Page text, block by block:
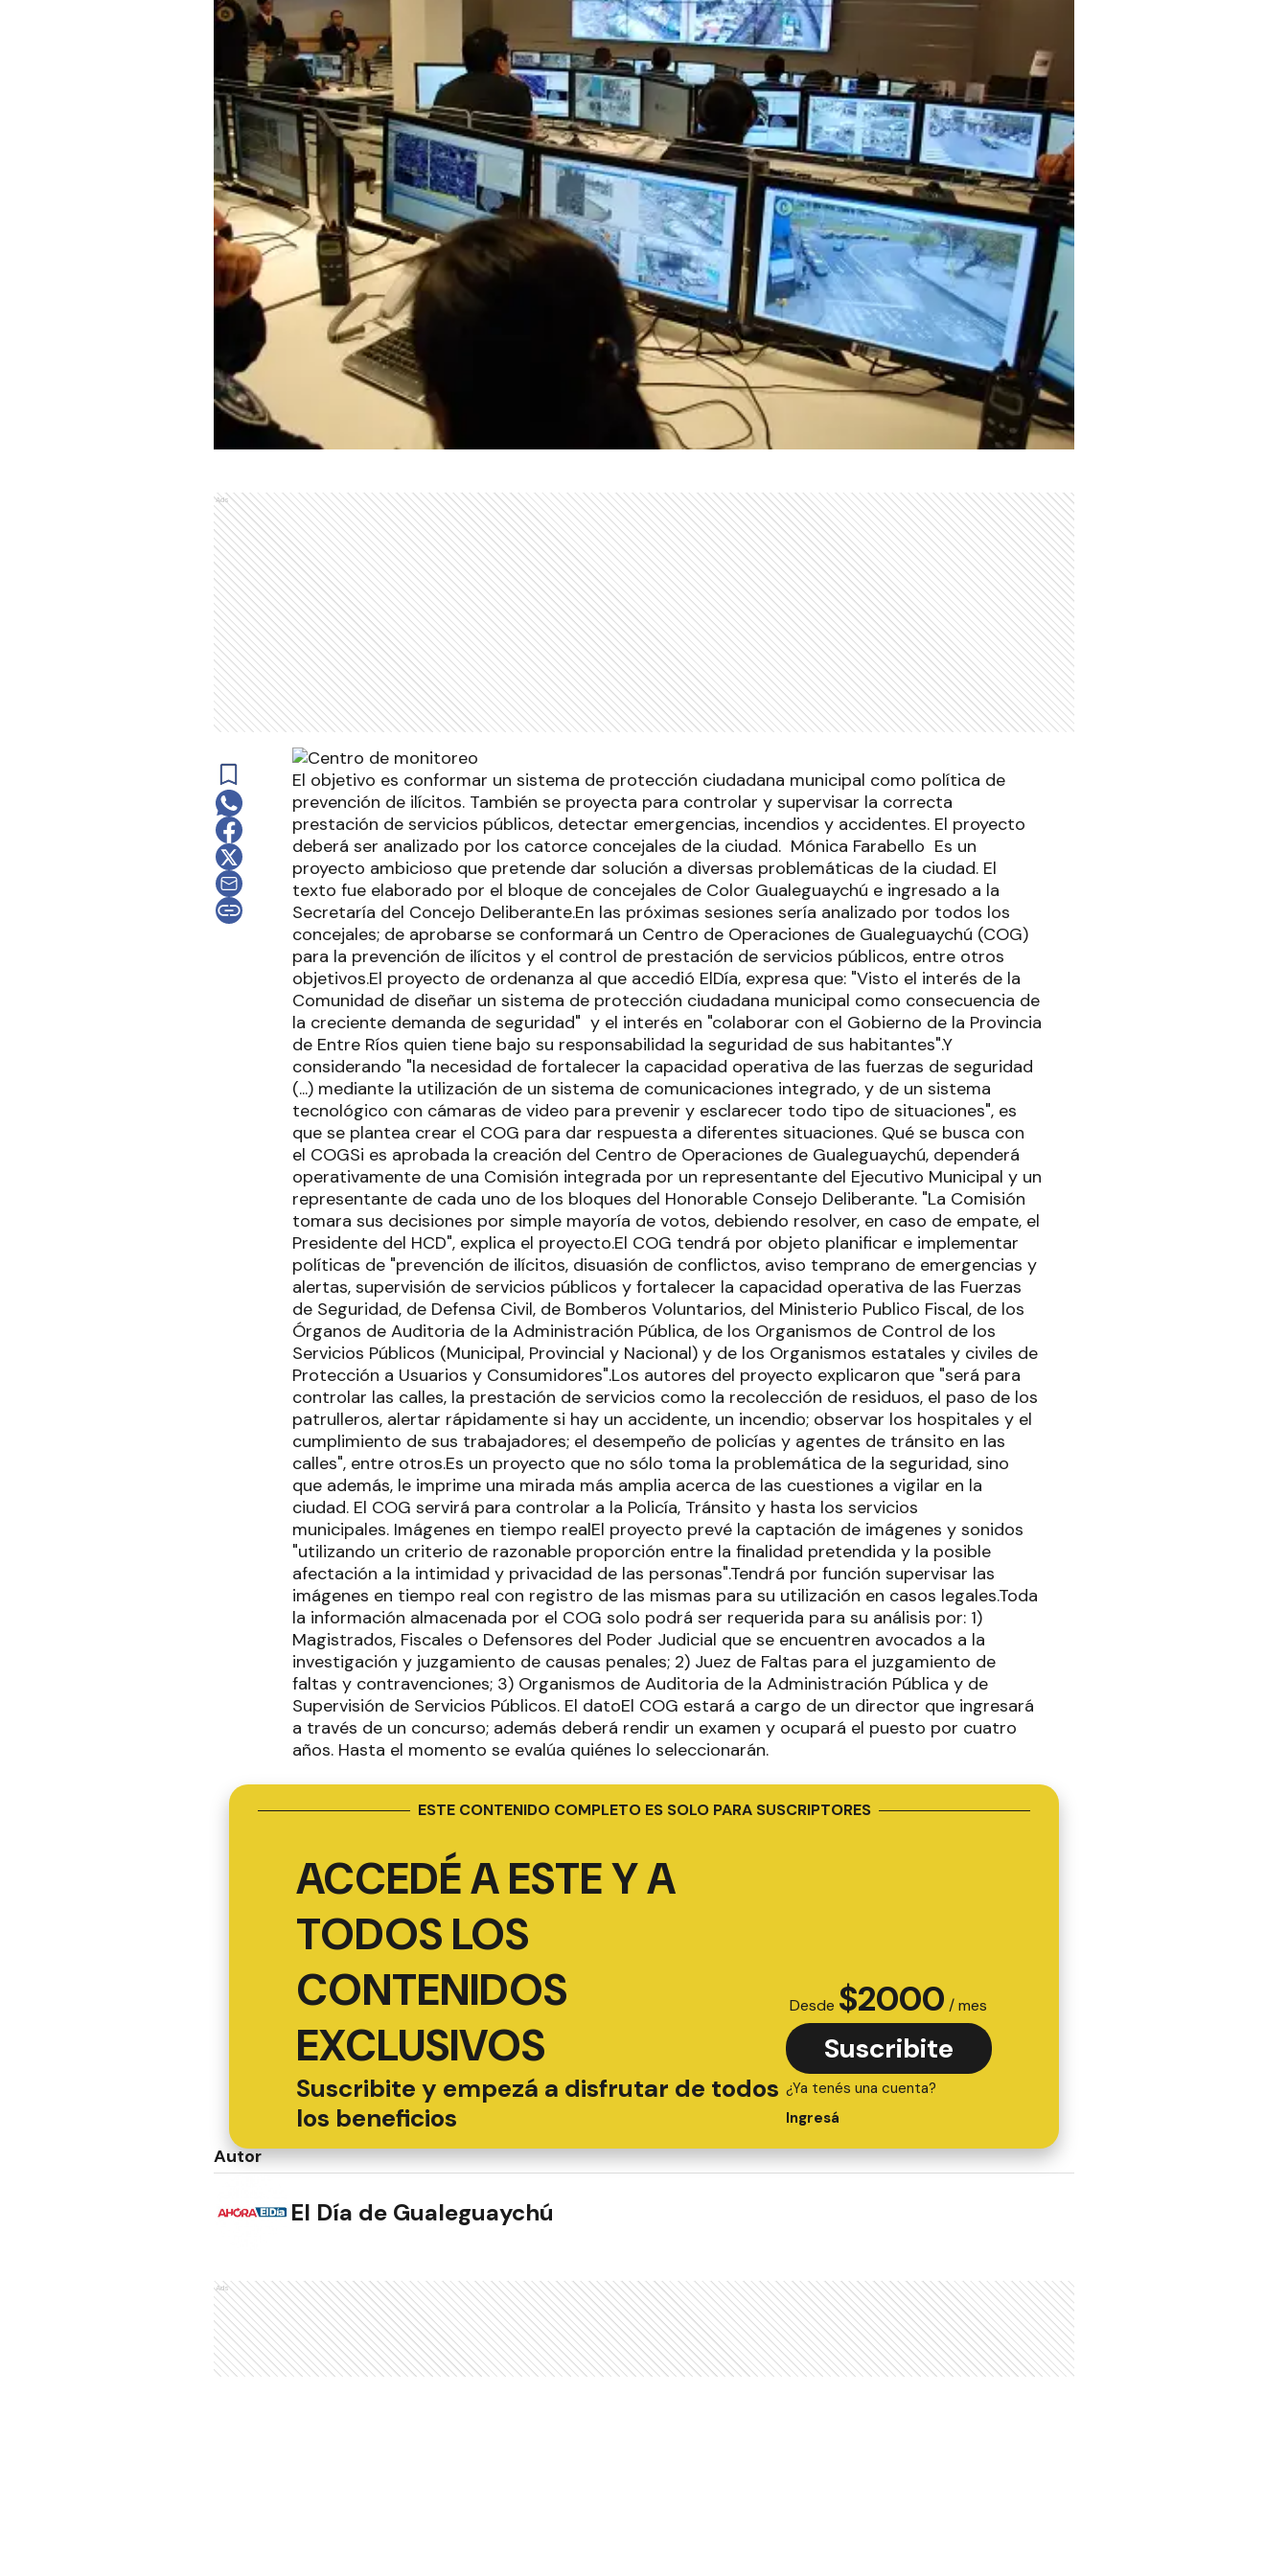
Ads
El objetivo es conformar un sistema de protección ciudadana municipal como política de
prevención de ilícitos. También se proyecta para controlar y supervisar la correcta
prestación de servicios públicos, detectar emergencias, incendios y accidentes. El proyecto
deberá ser analizado por los catorce concejales de la ciudad. Mónica Farabello Es un
proyecto ambicioso que pretende dar solución a diversas problemáticas de la ciudad. El
texto fue elaborado por el bloque de concejales de Color Gualeguaychú e ingresado a la
Secretaría del Concejo Deliberante.En las próximas sesiones sería analizado por todos los
concejales; de aprobarse se conformará un Centro de Operaciones de Gualeguaychú (COG)
para la prevención de ilícitos y el control de prestación de servicios públicos, entre otros
objetivos.El proyecto de ordenanza al que accedió ElDía, expresa que: "Visto el interés de la
Comunidad de diseñar un sistema de protección ciudadana municipal como consecuencia de
la creciente demanda de seguridad" y el interés en "colaborar con el Gobierno de la Provincia
de Entre Ríos quien tiene bajo su responsabilidad la seguridad de sus habitantes".Y
considerando "la necesidad de fortalecer la capacidad operativa de las fuerzas de seguridad
(...) mediante la utilización de un sistema de comunicaciones integrado, y de un sistema
tecnológico con cámaras de video para prevenir y esclarecer todo tipo de situaciones", es
que se plantea crear el COG para dar respuesta a diferentes situaciones. Qué se busca con
el COGSi es aprobada la creación del Centro de Operaciones de Gualeguaychú, dependerá
operativamente de una Comisión integrada por un representante del Ejecutivo Municipal y un
representante de cada uno de los bloques del Honorable Consejo Deliberante. "La Comisión
tomara sus decisiones por simple mayoría de votos, debiendo resolver, en caso de empate, el
Presidente del HCD", explica el proyecto.El COG tendrá por objeto planificar e implementar
políticas de "prevención de ilícitos, disuasión de conflictos, aviso temprano de emergencias y
alertas, supervisión de servicios públicos y fortalecer la capacidad operativa de las Fuerzas
de Seguridad, de Defensa Civil, de Bomberos Voluntarios, del Ministerio Publico Fiscal, de los
Órganos de Auditoria de la Administración Pública, de los Organismos de Control de los
Servicios Públicos (Municipal, Provincial y Nacional) y de los Organismos estatales y civiles de
Protección a Usuarios y Consumidores".Los autores del proyecto explicaron que "será para
controlar las calles, la prestación de servicios como la recolección de residuos, el paso de los
patrulleros, alertar rápidamente si hay un accidente, un incendio; observar los hospitales y el
cumplimiento de sus trabajadores; el desempeño de policías y agentes de tránsito en las
calles", entre otros.Es un proyecto que no sólo toma la problemática de la seguridad, sino
que además, le imprime una mirada más amplia acerca de las cuestiones a vigilar en la
ciudad. El COG servirá para controlar a la Policía, Tránsito y hasta los servicios
municipales. Imágenes en tiempo realEl proyecto prevé la captación de imágenes y sonidos
"utilizando un criterio de razonable proporción entre la finalidad pretendida y la posible
afectación a la intimidad y privacidad de las personas".Tendrá por función supervisar las
imágenes en tiempo real con registro de las mismas para su utilización en casos legales.Toda
la información almacenada por el COG solo podrá ser requerida para su análisis por: 1)
Magistrados, Fiscales o Defensores del Poder Judicial que se encuentren avocados a la
investigación y juzgamiento de causas penales; 2) Juez de Faltas para el juzgamiento de
faltas y contravenciones; 3) Organismos de Auditoria de la Administración Pública y de
Supervisión de Servicios Públicos. El datoEl COG estará a cargo de un director que ingresará
a través de un concurso; además deberá rendir un examen y ocupará el puesto por cuatro
años. Hasta el momento se evalúa quiénes lo seleccionarán.
ESTE CONTENIDO COMPLETO ES SOLO PARA SUSCRIPTORES
ACCEDÉ A ESTE Y A
TODOS LOS
CONTENIDOS
EXCLUSIVOS
Suscribite y empezá a disfrutar de todos
los beneficios
Desde $2000 / mes
Suscribite
¿Ya tenés una cuenta?
Ingresá
Autor
El Día de Gualeguaychú
Ads